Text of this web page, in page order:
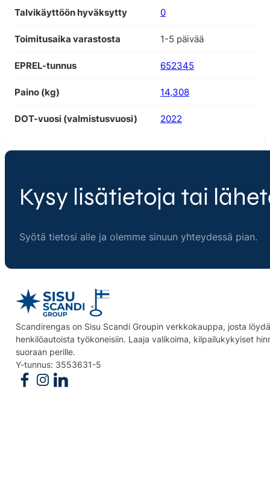
Talvikäyttöön hyväksytty 0
Toimitusaika varastosta 1-5 päivää
EPREL-tunnus 652345
Paino (kg) 14,308
DOT-vuosi (valmistusvuosi) 2022
Kysy lisätietoja tai
Syötä tietosi alle ja olemme sinuun yhteydessä pian.
Scandirengas on Sisu Scandi Groupin verkkokauppa, josta
henkilöautoista työkoneisiin. Laaja valikoima, kilpailukykyiset
suoraan perille.
Y-tunnus: 3553631-5
Follow us on Facebook
Follow us on Instagram
Follow us on Linkedin